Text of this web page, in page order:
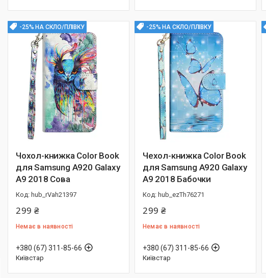
-25% НА СКЛО/ПЛІВКУ
Чохол-книжка Color Book
для Samsung A920 Galaxy
A9 2018 Сова
hub_rVah21397
299 ₴
Немає в наявності
+380 (67) 311-85-66
Київстар
-25% НА СКЛО/ПЛІВКУ
Чехол-книжка Color Book
для Samsung A920 Galaxy
A9 2018 Бабочки
hub_ezTh76271
299 ₴
Немає в наявності
+380 (67) 311-85-66
Київстар